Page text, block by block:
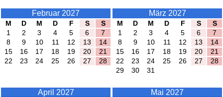
Februar 2027
M D M D F S
S
1
2 3 4 5 6
7
8
9 10 11 12 13
14
15
16 17 18 19 20
21
22
23 24 25 26 27 28
März 2027
M D M D F S
S
1
2 3 4 5 6
7
8
9 10 11 12 13
14
15
16 17 18 19 20
21
22
23 24 25 26 27
28
29
30 31
April 2027 Mai 2027